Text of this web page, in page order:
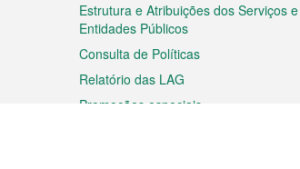
Estrutura e Atribuições dos Serviços e
Entidades Públicos
Consulta de Políticas
Relatório das LAG
Promoções especiais